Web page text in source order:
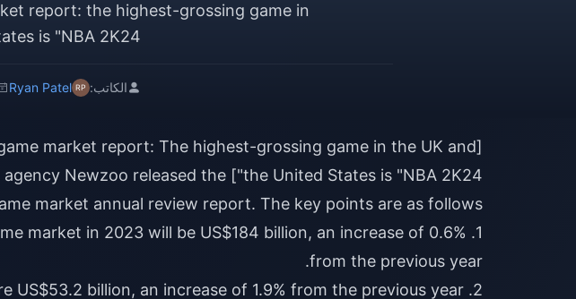
report: the highest-grossing game in
is "NBA 2K24"
الكاتب: Ryan Patel
market report: The highest-grossing game in the UK and
and analysis agency Newzoo released the
market in 2023 will be US$184 billion, an increase of 0.6%